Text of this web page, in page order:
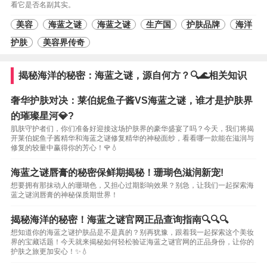
看它是否名副其实。
美容 海蓝之谜 海蓝之谜 生产国 护肤品牌
海洋
护肤
美容界传奇
揭秘海洋的秘密：海蓝之谜，源自何方？🔍🌊相关知识
奢华护肤对决：莱伯妮鱼子酱VS海蓝之谜，谁才是护肤界
的璀璨星河💎?
肌肤守护者们，你们准备好迎接这场护肤界的豪华盛宴了吗？今天，我们将揭
开莱伯妮鱼子酱精华和海蓝之谜修复精华的神秘面纱，看看哪一款能在滋润与
修复的较量中赢得你的芳心！🌹💧
海蓝之谜唇膏的秘密保鲜期揭秘！珊瑚色滋润新宠!
想要拥有那抹动人的珊瑚色，又担心过期影响效果？别急，让我们一起探索海
蓝之谜润唇膏的神秘保质期世界！
揭秘海洋的秘密！海蓝之谜官网正品查询指南🔍🔍🔍
想知道你的海蓝之谜护肤品是不是真的？别再犹豫，跟着我一起探索这个美妆
界的宝藏话题！今天就来揭秘如何轻松验证海蓝之谜官网的正品身份，让你的
护肤之旅更加安心！✨💧